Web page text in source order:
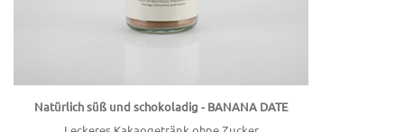
Natürlich süß und schokoladig - BANANA DATE